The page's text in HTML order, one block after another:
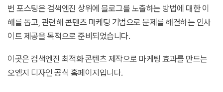
번 포스팅은 검색엔진 상위에 블로그를 노출하는 방법에 대한 이
해를 돕고, 관련해 콘텐츠 마케팅 기법으로 문제를 해결하는 인사
이트 제공을 목적으로 준비되었습니다.
이곳은 검색엔진 최적화 콘텐츠 제작으로 마케팅 효과를 만드는
오엠지 디자인 공식 홈페이지입니다.